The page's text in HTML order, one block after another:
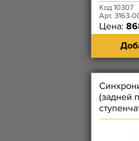
Код 10307
Арт. 3163-
Цена:
(задней